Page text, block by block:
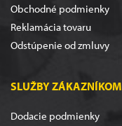
Obchodné podmienky
Reklamácia tovaru
Odstúpenie od zmluvy
SLUŽBY ZÁKAZNÍKOM
Dodacie podmienky